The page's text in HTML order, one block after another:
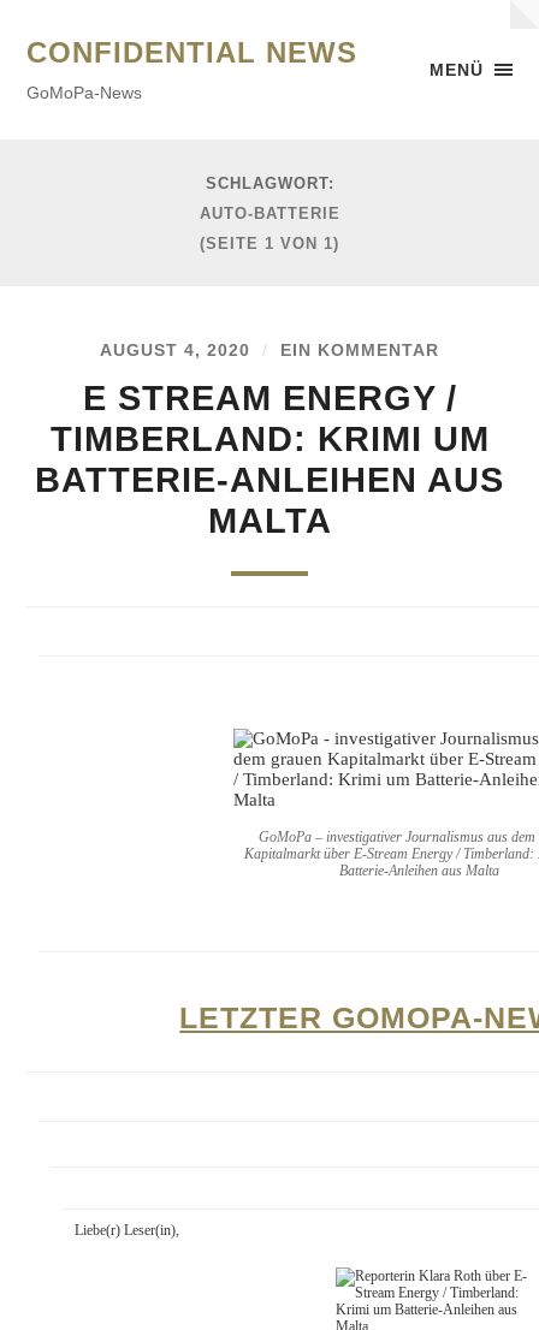
MENÜ
CONFIDENTIAL NEWS
GoMoPa-News
SCHLAGWORT:
AUTO-BATTERIE
(SEITE 1 VON 1)
AUGUST 4, 2020 / EIN KOMMENTAR
E STREAM ENERGY /
TIMBERLAND: KRIMI UM
BATTERIE-ANLEIHEN AUS
MALTA
GoMoPa – investigativer Journalismus aus dem
Kapitalmarkt über E-Stream Energy /
Batterie-Anleihen aus Malta
LETZTER GOMOPA-
Liebe(r) Leser(in),